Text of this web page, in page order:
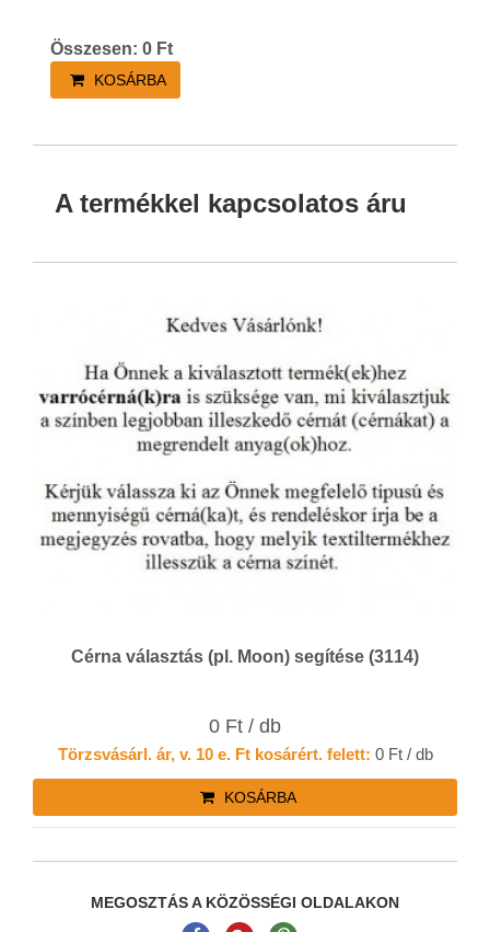
Összesen: 0 Ft
KOSÁRBA
A termékkel kapcsolatos áru
Cérna választás (pl. Moon) segítése (3114)
0 Ft / db
Törzsvásárl. ár, v. 10 e. Ft kosárért. felett: 0 Ft / db
KOSÁRBA
MEGOSZTÁS A KÖZÖSSÉGI OLDALAKON